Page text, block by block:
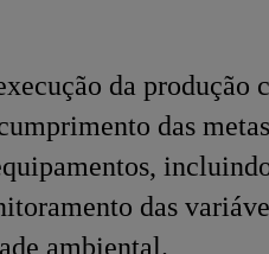
da
das
das
ambiental.